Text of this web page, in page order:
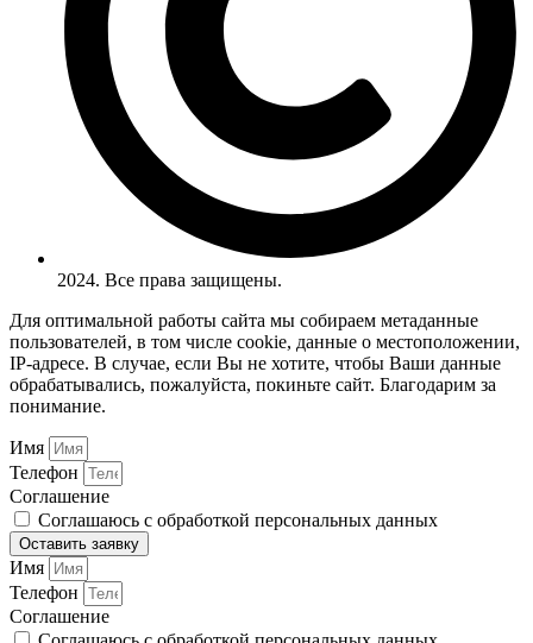
2024. Все права защищены.
Для оптимальной работы сайта мы собираем метаданные
пользователей, в том числе cookie, данные о местоположении,
IP-адресе. В случае, если Вы не хотите, чтобы Ваши данные
обрабатывались, пожалуйста, покиньте сайт. Благодарим за
понимание.
Имя
Телефон
Соглашение
Соглашаюсь с обработкой персональных данных
Оставить заявку
Имя
Телефон
Соглашение